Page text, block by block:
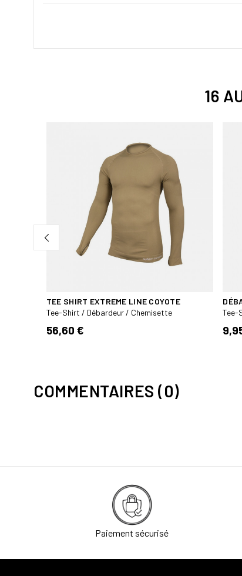
16
TEE SHIRT EXTREME LINE COYOTE
Tee-Shirt / Débardeur / Chemisette
56,60 €
Tee-
COMMENTAIRES (0)
Paiement sécurisé